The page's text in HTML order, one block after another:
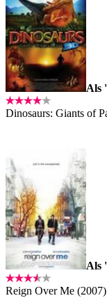
Als
Dinosaurs: Giants of
Als
Reign Over Me (2007)